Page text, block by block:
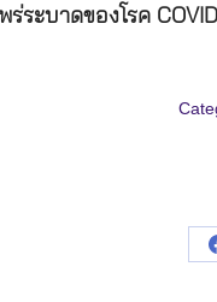
ระบาดของโรค